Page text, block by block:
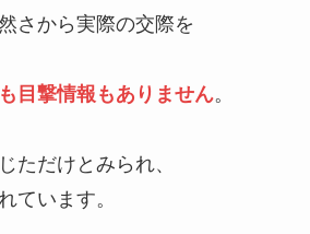
さから実際の交際を
目撃情報もありません。
ただけとみられ、
ています。